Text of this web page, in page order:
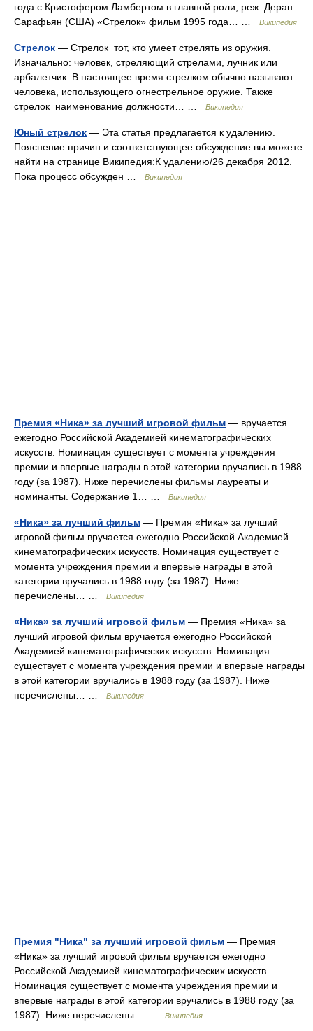
года с Кристофером Ламбертом в главной роли, реж. Деран
Сарафьян (США) «Стрелок» фильм 1995 года… …
Википедия
Стрелок — Стрелок тот, кто умеет стрелять из оружия.
Изначально: человек, стреляющий стрелами, лучник или
арбалетчик. В настоящее время стрелком обычно называют
человека, использующего огнестрельное оружие. Также
стрелок наименование должности… …
Википедия
Юный стрелок — Эта статья предлагается к удалению.
Пояснение причин и соответствующее обсуждение вы можете
найти на странице Википедия:К удалению/26 декабря 2012.
Пока процесс обсужден …
Википедия
Премия «Ника» за лучший игровой фильм — вручается
ежегодно Российской Академией кинематографических
искусств. Номинация существует с момента учреждения
премии и впервые награды в этой категории вручались в 1988
году (за 1987). Ниже перечислены фильмы лауреаты и
номинанты. Содержание 1… …
Википедия
«Ника» за лучший фильм — Премия «Ника» за лучший
игровой фильм вручается ежегодно Российской Академией
кинематографических искусств. Номинация существует с
момента учреждения премии и впервые награды в этой
категории вручались в 1988 году (за 1987). Ниже
перечислены… …
Википедия
«Ника» за лучший игровой фильм — Премия «Ника» за
лучший игровой фильм вручается ежегодно Российской
Академией кинематографических искусств. Номинация
существует с момента учреждения премии и впервые награды
в этой категории вручались в 1988 году (за 1987). Ниже
перечислены… …
Википедия
Премия "Ника" за лучший игровой фильм — Премия
«Ника» за лучший игровой фильм вручается ежегодно
Российской Академией кинематографических искусств.
Номинация существует с момента учреждения премии и
впервые награды в этой категории вручались в 1988 году (за
1987). Ниже перечислены… …
Википедия